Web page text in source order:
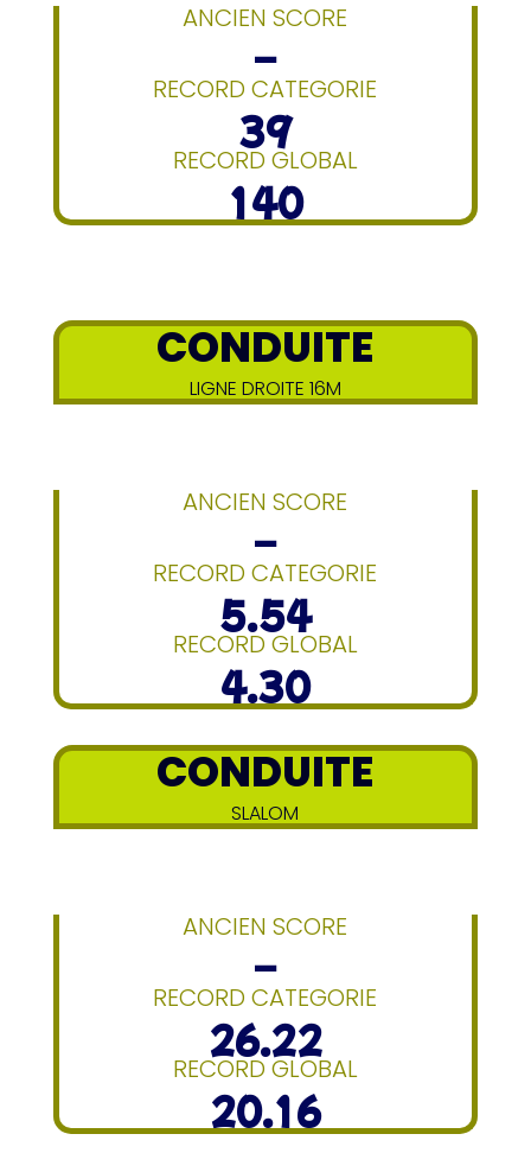
ANCIEN SCORE
–
RECORD CATEGORIE
39
RECORD GLOBAL
140
CONDUITE
LIGNE DROITE 16M
ANCIEN SCORE
–
RECORD CATEGORIE
5.54
RECORD GLOBAL
4.30
CONDUITE
SLALOM
ANCIEN SCORE
–
RECORD CATEGORIE
26.22
RECORD GLOBAL
20.16